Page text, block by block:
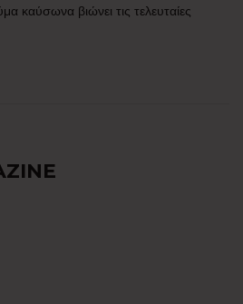
καύσωνα βιώνει τις τελευταίες